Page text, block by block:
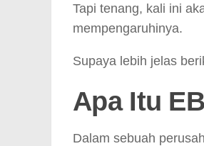
Tapi tenang, kali ini
mempengaruhinya.
Supaya lebih jelas
Apa Itu
Dalam sebuah